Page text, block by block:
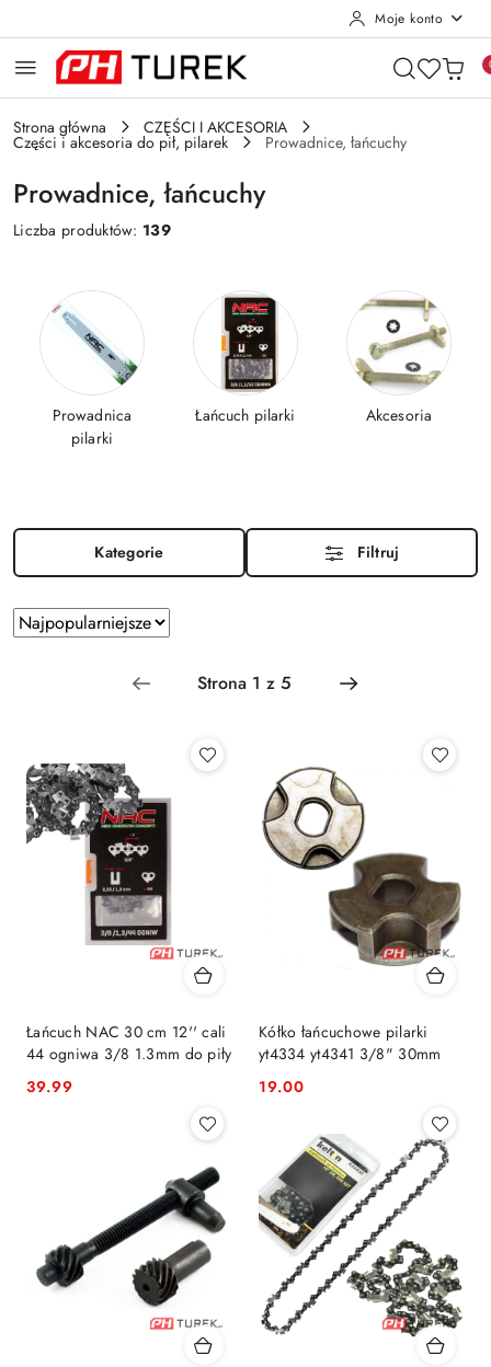
Moje konto
Strona główna CZĘŚCI I AKCESORIA
Części i akcesoria do pił, pilarek Prowadnice, łańcuchy
Prowadnice, łańcuchy
Liczba produktów: 139
Prowadnica
pilarki
Łańcuch pilarki Akcesoria
Kategorie Filtruj
Zastosowano
sortowanie:
Najpopularniejsze.
Sortuj
według
Łańcuch NAC 30 cm 12'' cali
44 ogniwa 3/8 1.3mm do piły
Cena:
39.99
Kółko łańcuchowe pilarki
yt4334 yt4341 3/8" 30mm
Cena:
19.00